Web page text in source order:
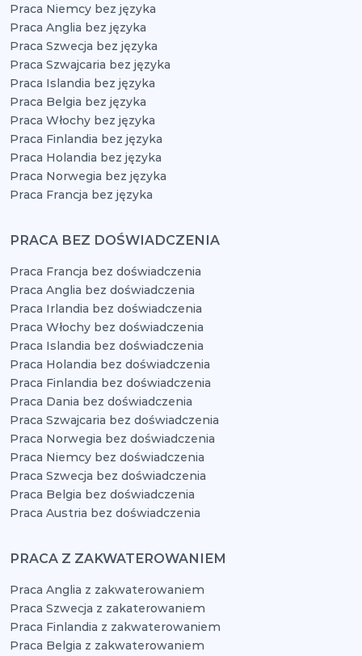
Praca Niemcy bez języka
Praca Anglia bez języka
Praca Szwecja bez języka
Praca Szwajcaria bez języka
Praca Islandia bez języka
Praca Belgia bez języka
Praca Włochy bez języka
Praca Finlandia bez języka
Praca Holandia bez języka
Praca Norwegia bez języka
Praca Francja bez języka
PRACA BEZ DOŚWIADCZENIA
Praca Francja bez doświadczenia
Praca Anglia bez doświadczenia
Praca Irlandia bez doświadczenia
Praca Włochy bez doświadczenia
Praca Islandia bez doświadczenia
Praca Holandia bez doświadczenia
Praca Finlandia bez doświadczenia
Praca Dania bez doświadczenia
Praca Szwajcaria bez doświadczenia
Praca Norwegia bez doświadczenia
Praca Niemcy bez doświadczenia
Praca Szwecja bez doświadczenia
Praca Belgia bez doświadczenia
Praca Austria bez doświadczenia
PRACA Z ZAKWATEROWANIEM
Praca Anglia z zakwaterowaniem
Praca Szwecja z zakaterowaniem
Praca Finlandia z zakwaterowaniem
Praca Belgia z zakwaterowaniem